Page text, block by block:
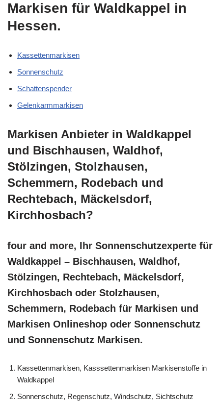
Markisen für Waldkappel in
Hessen.
Kassettenmarkisen
Sonnenschutz
Schattenspender
Gelenkarmmarkisen
Markisen Anbieter in Waldkappel
und Bischhausen, Waldhof,
Stölzingen, Stolzhausen,
Schemmern, Rodebach und
Rechtebach, Mäckelsdorf,
Kirchhosbach?
four and more, Ihr Sonnenschutzexperte für
Waldkappel – Bischhausen, Waldhof,
Stölzingen, Rechtebach, Mäckelsdorf,
Kirchhosbach oder Stolzhausen,
Schemmern, Rodebach für Markisen und
Markisen Onlineshop oder Sonnenschutz
und Sonnenschutz Markisen.
Kassettenmarkisen, Kasssettenmarkisen Markisenstoffe in
Waldkappel
Sonnenschutz, Regenschutz, Windschutz, Sichtschutz